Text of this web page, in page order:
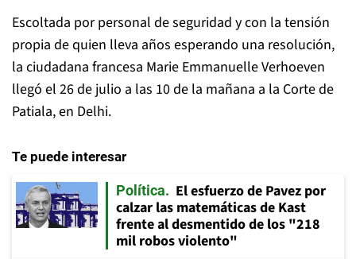
Escoltada por personal de seguridad y con la tensión
propia de quien lleva años esperando una resolución,
la ciudadana francesa Marie Emmanuelle Verhoeven
llegó el 26 de julio a las 10 de la mañana a la Corte de
Patiala, en Delhi.
Te puede interesar
Política
El esfuerzo de Pavez por
calzar las matemáticas de Kast
frente al desmentido de los "218
mil robos violento"